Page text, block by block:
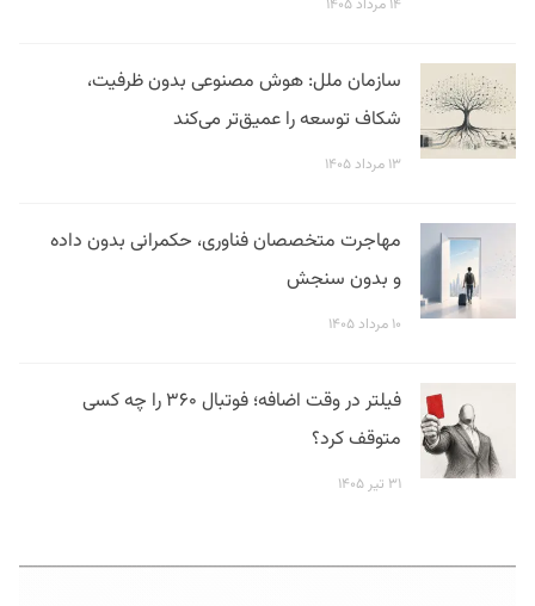
۱۴ مرداد ۱۴۰۵
سازمان ملل: هوش مصنوعی بدون ظرفیت،
شکاف توسعه را عمیق‌تر می‌کند
۱۳ مرداد ۱۴۰۵
مهاجرت متخصصان فناوری، حکمرانی بدون داده
و بدون سنجش
۱۰ مرداد ۱۴۰۵
فیلتر در وقت اضافه؛ فوتبال ۳۶۰ را چه کسی
متوقف کرد؟
۳۱ تیر ۱۴۰۵